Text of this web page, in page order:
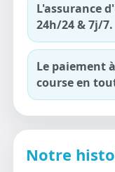
L'assurance
24h/24 & 7j/7.
Le paiement
course en
Notre